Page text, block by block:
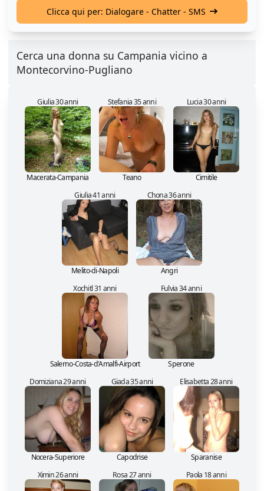
Clicca qui per: Dialogare - Chatter - SMS
Cerca una donna su Campania vicino a
Montecorvino-Pugliano
Giulia 30 anni
Macerata-Campania
Stefania 35 anni
Teano
Lucia 30 anni
Cimitile
Giulia 41 anni
Melito-di-Napoli
Chona 36 anni
Angri
Xochitl 31 anni
Salerno-Costa-d'Amalfi-Airport
Fulvia 34 anni
Sperone
Domiziana 29 anni
Nocera-Superiore
Giada 35 anni
Capodrise
Elisabetta 28 anni
Sparanise
Ximin 26 anni
Rosa 27 anni Paola 18 anni